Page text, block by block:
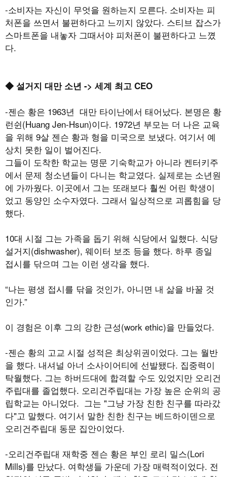
-소비자는 자신이 무엇을 원하는지 모른다. 소비자는 피
처폰을 쓰면서 불편하다고 느끼지 않았다. 스티브 잡스가
스마트폰을 내놓자 그때서야 피처폰이 불편하다고 느꼈
다.
◆ 설거지 대만 소년 -> 세계 최고 CEO
-젠슨 황은 1963년 대만 타이난에서 태어났다. 본명은 황
런쉰(Huang Jen-Hsun)이다. 1972년 부모는 더 나은 교육
을 위해 9살 젠슨 황과 형을 미국으로 보냈다. 여기서 예
상치 못한 일이 벌어진다.
그들이 도착한 학교는 명문 기숙학교가 아니라 켄터키주
에서 문제 청소년들이 다니는 학교였다. 실제로는 소년원
에 가까웠다. 이곳에서 그는 또래보다 훨씬 어린 학생이
었고 동양인 소수자였다. 그래서 일상적으로 괴롭힘을 당
했다.
10대 시절 그는 가족을 돕기 위해 식당에서 일했다. 식당
설거지(dishwasher), 웨이터 보조 등을 했다. 하루 종일
접시를 닦으며 그는 이런 생각을 했다.
“나는 평생 접시를 닦을 것인가, 아니면 내 삶을 바꿀 것
인가.”
이 경험은 이후 그의 강한 근성(work ethic)을 만들었다.
-젠슨 황의 고교 시절 성적은 최상위권이었다. 그는 월반
을 했다. 내셔널 아너 소사이어티에 선발됐다. 집중력이
탁월했다. 그는 하버드대에 합격할 수도 있었지만 오리건
주립대를 졸업했다. 오리건주립대는 가장 높은 순위의 공
립학교는 아니었다. 그는 "그냥 가장 친한 친구를 따라갔
다"고 말했다. 여기서 말한 친한 친구는 베드하이덴으로
오리건주립대 동문 집안이었다.
-오리건주립대 재학중 젠슨 황은 부인 로리 밀스(Lori
Mills)를 만났다. 여학생들 가운데 가장 매력적이었다. 전